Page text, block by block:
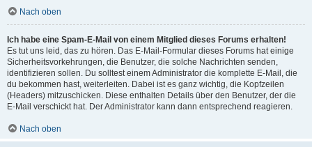
Nach oben
Ich habe eine Spam-E-Mail von einem Mitglied dieses Forums erhalten!
Es tut uns leid, das zu hören. Das E-Mail-Formular dieses Forums hat einige
Sicherheitsvorkehrungen, die Benutzer, die solche Nachrichten senden,
identifizieren sollen. Du solltest einem Administrator die komplette E-Mail, die
du bekommen hast, weiterleiten. Dabei ist es ganz wichtig, die Kopfzeilen
(Headers) mitzuschicken. Diese enthalten Details über den Benutzer, der die
E-Mail verschickt hat. Der Administrator kann dann entsprechend reagieren.
Nach oben